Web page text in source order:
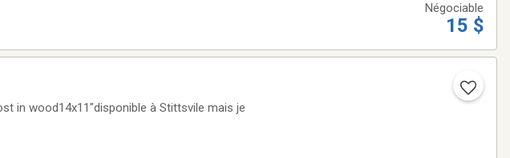
Négociable
15 $
in wood14x11"disponible à Stittsvile mais je